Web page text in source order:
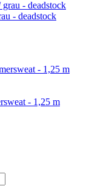
- deadstock
- 1,25 m